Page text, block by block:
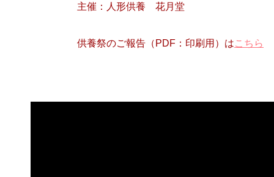
主催：人形供養 花月堂
供養祭のご報告（PDF：印刷用）はこちら